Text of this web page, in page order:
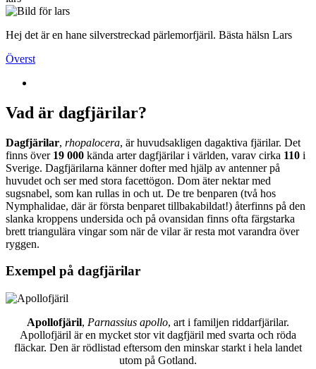
Hej det är en hane silverstreckad pärlemorfjäril. Bästa hälsn Lars
Överst
Vad är dagfjärilar?
Dagfjärilar, rhopalocera, är huvudsakligen dagaktiva fjärilar. Det
finns över 19 000 kända arter dagfjärilar i världen, varav cirka 110 i
Sverige. Dagfjärilarna känner dofter med hjälp av antenner på
huvudet och ser med stora facettögon. Dom äter nektar med
sugsnabel, som kan rullas in och ut. De tre benparen (två hos
Nymphalidae, där är första benparet tillbakabildat!) återfinns på den
slanka kroppens undersida och på ovansidan finns ofta färgstarka
brett triangulära vingar som när de vilar är resta mot varandra över
ryggen.
Exempel på dagfjärilar
Apollofjäril, Parnassius apollo, art i familjen riddarfjärilar.
Apollofjäril är en mycket stor vit dagfjäril med svarta och röda
fläckar. Den är rödlistad eftersom den minskar starkt i hela landet
utom på Gotland.